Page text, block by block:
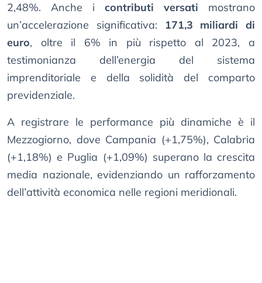
2,48%. Anche i contributi versati mostrano
un’accelerazione significativa:
171,3 miliardi di
euro, oltre il 6% in più rispetto al 2023, a
testimonianza dell’energia del sistema
imprenditoriale e della solidità del comparto
previdenziale.
A registrare le performance più dinamiche è il
Mezzogiorno, dove Campania (+1,75%), Calabria
(+1,18%) e Puglia (+1,09%) superano la crescita
media nazionale, evidenziando un rafforzamento
dell’attività economica nelle regioni meridionali.